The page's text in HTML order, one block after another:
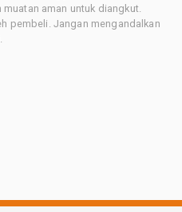
aman untuk diangkut.
pembeli. Jangan mengandalkan